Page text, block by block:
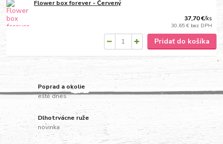
Flower box forever - Červený
37,70 €/ks
30,65 € bez DPH
Pridať do košíka
Poprad a okolie
eště dnes
Dlhotrvácne ruže
novinka